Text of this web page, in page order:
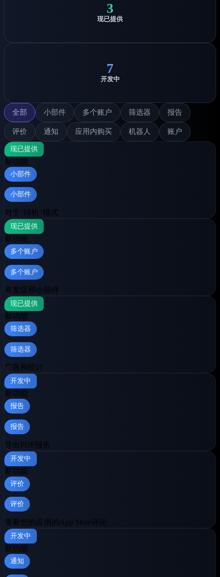
3
现已提供
7
开发中
全部 小部件 多个账户 筛选器 报告
评价 通知 应用内购买 机器人 账户
现已提供
新功能
小部件
小部件
对于"待机"模式
现已提供
新功能
多个账户
多个账户
并发症和小部件
现已提供
新功能
筛选器
筛选器
广告和统计
开发中
新功能
报告
报告
导出PDF报告
开发中
新功能
评价
评价
查看您的应用的App Store评论
开发中
新功能
通知